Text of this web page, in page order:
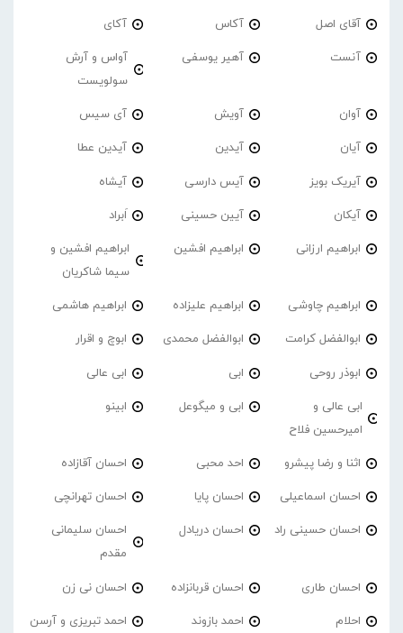
آقای اصل آکاس آکای
آنست آهیر یوسفی
آواس و آرش
سولویست
آوان آویش آی سیس
آیان آیدین آیدین عطا
آیریک بویز آیس دارسی آیشاه
آیکان آیین حسینی اَبراد
ابراهیم ارزانی ابراهیم افشین
ابراهیم افشین و
سیما شاکریان
ابراهیم چاوشی ابراهیم علیزاده ابراهیم هاشمی
ابوالفضل کرامت ابوالفضل محمدی ابوچ و اقرار
ابوذر روحی ابی ابی عالی
ابی عالی و
امیرحسین فلاح
ابی و میگوعل ابینو
اثنا و رضا پیشرو احد محبی احسان آقازاده
احسان اسماعیلی احسان پایا احسان تهرانچی
احسان حسینی راد احسان دریادل
احسان سلیمانی
مقدم
احسان طاری احسان قربانزاده احسان نی زن
احلام احمد بازوند احمد تبریزی و آرسن